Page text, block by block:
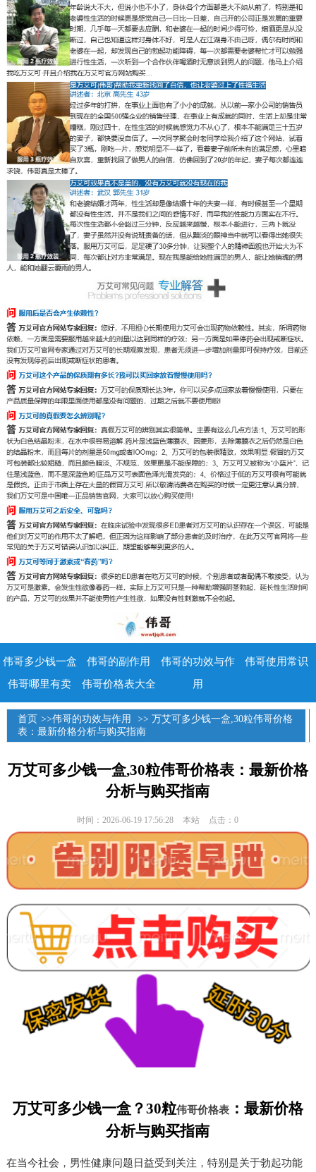
伟哥多少钱一盒 伟哥的副作用
伟哥的功效与作
用
伟哥使用常识
伟哥哪里有卖
伟哥价格表大全
首页 >>伟哥的功效与作用
>> 万艾可多少钱一盒,30粒伟哥价格
表：最新价格分析与购买指南
万艾可多少钱一盒,30粒伟哥价格表：最新价格
分析与购买指南
时间：2026-06-19 17:56:28 本站 点击：0
万艾可多少钱一盒？30粒伟哥价格表：最新价格
分析与购买指南
在当今社会，男性健康问题日益受到关注，特别是关于勃起功能